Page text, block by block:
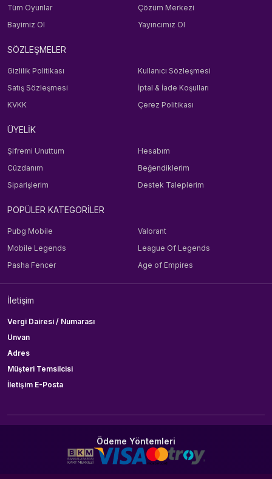
Tüm Oyunlar
Çözüm Merkezi
Bayimiz Ol
Yayıncımız Ol
SÖZLEŞMELER
Gizlilik Politikası
Kullanıcı Sözleşmesi
Satış Sözleşmesi
İptal & İade Koşulları
KVKK
Çerez Politikası
ÜYELİK
Şifremi Unuttum
Hesabım
Cüzdanım
Beğendiklerim
Siparişlerim
Destek Taleplerim
POPÜLER KATEGORİLER
Pubg Mobile
Valorant
Mobile Legends
League Of Legends
Pasha Fencer
Age of Empires
İletişim
Vergi Dairesi / Numarası
Unvan
Adres
Müşteri Temsilcisi
İletişim E-Posta
Ödeme Yöntemleri